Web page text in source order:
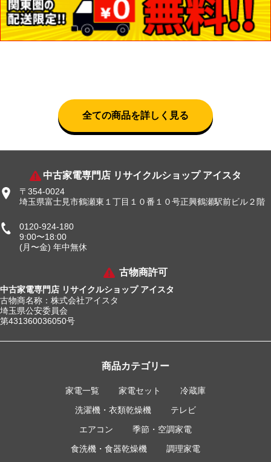
全ての商品を詳しく見る
中古家電専門店 リサイクルショップ アイスタ
〒354-0024
埼玉県富士見市鶴瀬東１丁目１０番１０号正興鶴瀬駅前ビル２階
0120-924-180
9:00〜18:00
(月〜金) 年中無休
古物商許可
中古家電専門店 リサイクルショップ アイスタ
古物商名称：株式会社アイスタ
埼玉県公安委員会
第431360036050号
商品カテゴリー
家電一覧 家電セット
冷蔵庫
洗濯機・衣類乾燥機
テレビ
エアコン
季節・空調家電
食洗機・食器乾燥機
調理家電